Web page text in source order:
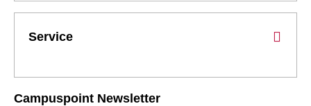
Service
Campuspoint Newsletter